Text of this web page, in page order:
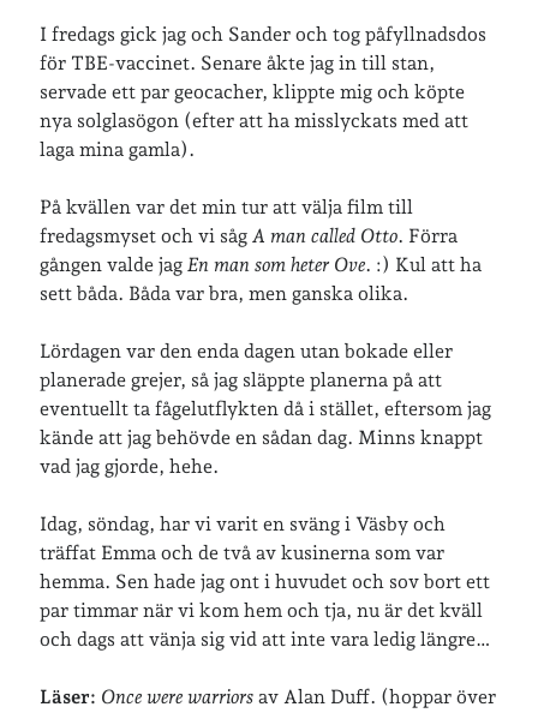
I fredags gick jag och Sander och tog påfyllnadsdos
för TBE-vaccinet. Senare åkte jag in till stan,
servade ett par geocacher, klippte mig och köpte
nya solglasögon (efter att ha misslyckats med att
laga mina gamla).
På kvällen var det min tur att välja film till
fredagsmyset och vi sågA man called Otto. Förra
gången valde jagEn man som heter Ove. :) Kul att ha
sett båda. Båda var bra, men ganska olika.
Lördagen var den enda dagen utan bokade eller
planerade grejer, så jag släppte planerna på att
eventuellt ta fågelutflykten då i stället, eftersom jag
kände att jag behövde en sådan dag. Minns knappt
vad jag gjorde, hehe.
Idag, söndag, har vi varit en sväng i Väsby och
träffat Emma och de två av kusinerna som var
hemma. Sen hade jag ont i huvudet och sov bort ett
par timmar när vi kom hem och tja, nu är det kväll
och dags att vänja sig vid att inte vara ledig längre…
Läser: Once were warriors av Alan Duff. (hoppar över